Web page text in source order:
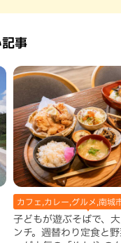
事
カフェ,カレー,グルメ,南城
子どもが遊ぶそばで、
ンチ。週替わり定食と